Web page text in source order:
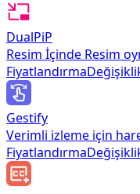
DualPiP
Resim İçinde Resim
Fiyatlandırma
Gestify
Verimli izleme için
Fiyatlandırma